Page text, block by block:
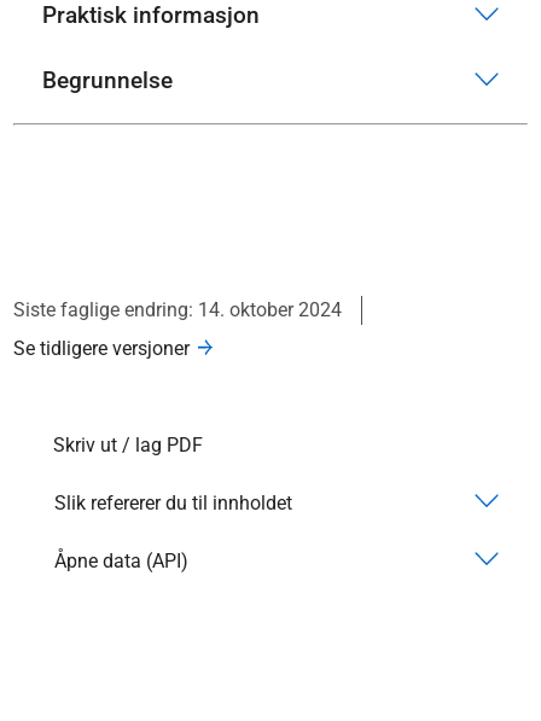
Praktisk informasjon
Begrunnelse
Siste faglige endring: 14. oktober 2024
Se tidligere versjoner
Skriv ut / lag PDF
Slik refererer du til innholdet
Åpne data (API)